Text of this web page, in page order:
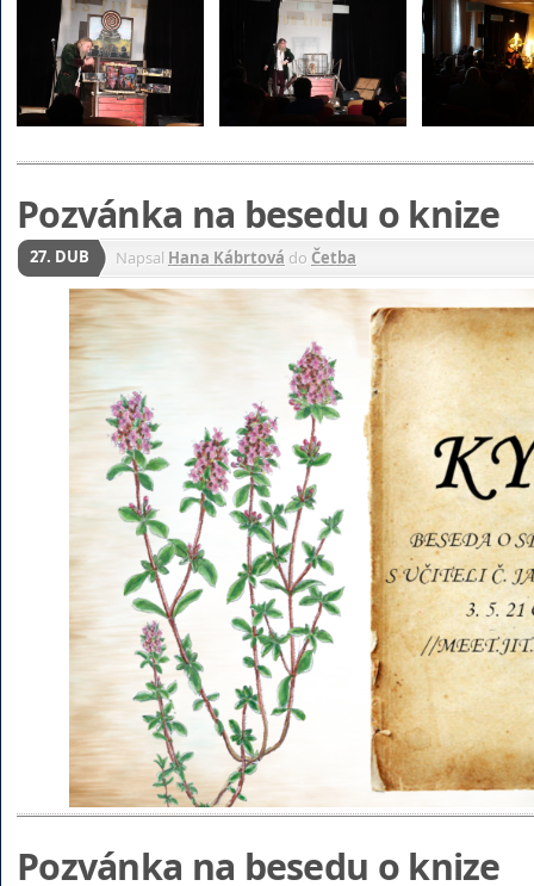
Pozvánka na besedu o knize
27. DUB Napsal Hana Kábrtová do Četba
Pozvánka na besedu o knize